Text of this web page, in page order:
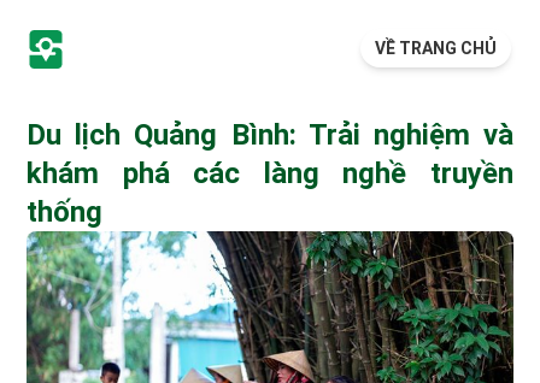
VỀ TRANG CHỦ
Du lịch Quảng Bình: Trải nghiệm và
khám phá các làng nghề truyền
thống